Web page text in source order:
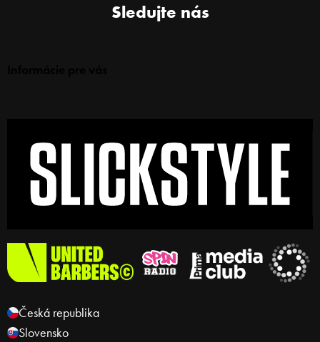
Sledujte nás
Česká republika
Slovensko